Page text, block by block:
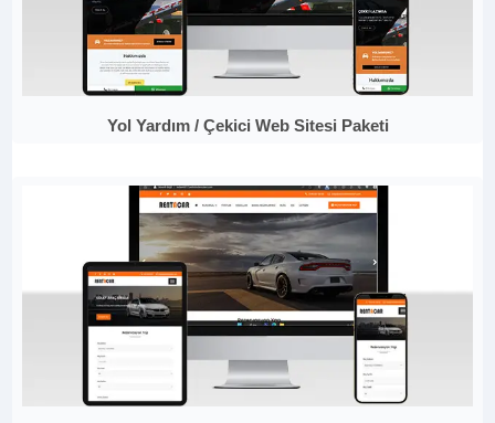
Yol Yardım / Çekici Web Sitesi Paketi